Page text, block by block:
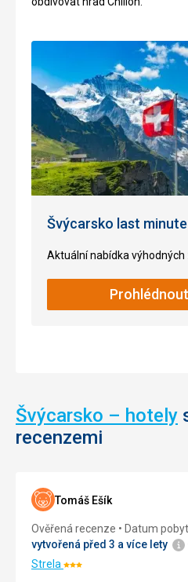
Švýcarsko last minute
Aktuální nabídka výhodných
Švýcarsko – hotely
recenzemi
Tomáš Ešík
Ověřená recenze Datum
vytvořená před 3 a více lety
StrelaHodnocení: